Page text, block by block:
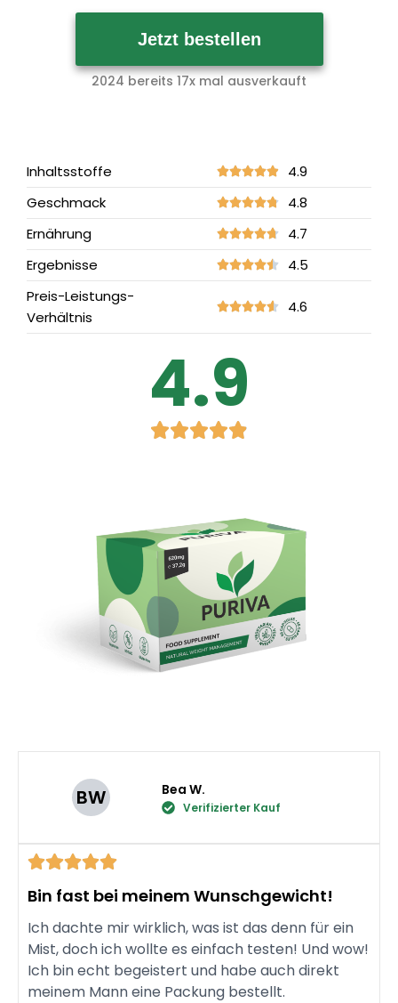
Jetzt bestellen
2024 bereits 17x mal ausverkauft
Inhaltsstoffe
4.9
Geschmack
4.8
Ernährung
4.7
Ergebnisse
4.5
Preis-Leistungs-
Verhältnis
4.6
4.9
BW Bea W.
Verifizierter Kauf
Bin fast bei meinem Wunschgewicht!
Ich dachte mir wirklich, was ist das denn für ein
Mist, doch ich wollte es einfach testen! Und wow!
Ich bin echt begeistert und habe auch direkt
meinem Mann eine Packung bestellt.